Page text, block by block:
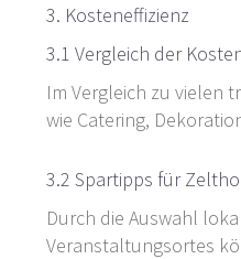
3. Kosteneffizienz
3.1 Vergleich der
Im Vergleich zu vielen
wie Catering,
3.2 Spartipps für
Durch die Auswahl
Veranstaltungsortes